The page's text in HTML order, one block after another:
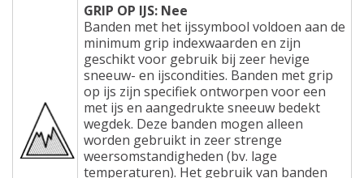
GRIP OP IJS: Nee
Banden met het ijssymbool voldoen aan de
minimum grip indexwaarden en zijn
geschikt voor gebruik bij zeer hevige
sneeuw- en ijscondities. Banden met grip
op ijs zijn specifiek ontworpen voor een
met ijs en aangedrukte sneeuw bedekt
wegdek. Deze banden mogen alleen
worden gebruikt in zeer strenge
weersomstandigheden (bv. lage
temperaturen). Het gebruik van banden